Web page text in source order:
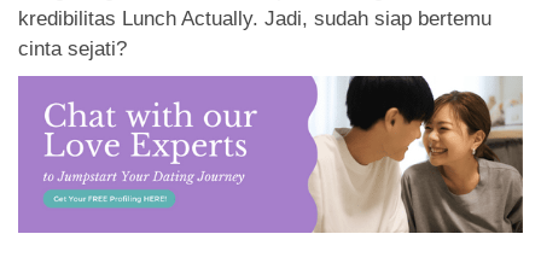
kredibilitas Lunch Actually. Jadi, sudah siap bertemu
cinta sejati?